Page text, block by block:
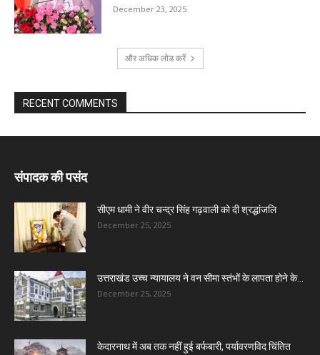
December 23, 2025
और अधिक लोड करें
RECENT COMMENTS
संपादक की पसंद
सीएम धामी ने वीर चन्द्र सिंह गढ़वाली को दी श्रद्धांजलि
December 25, 2025
उत्तराखंड उच्च न्यायालय ने वन सीमा स्तंभों के लापता होने के...
December 25, 2025
केदारनाथ में अब तक नहीं हुई बर्फबारी, पर्यावरणविद चिंतित